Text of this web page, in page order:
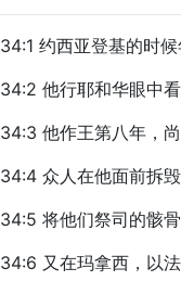
34:1 约西亚登基的时
34:2 他行耶和华眼中
34:3 他作王第八年，
34:4 众人在他面前拆
34:5 将他们祭司的骸
34:6 又在玛拿西，以